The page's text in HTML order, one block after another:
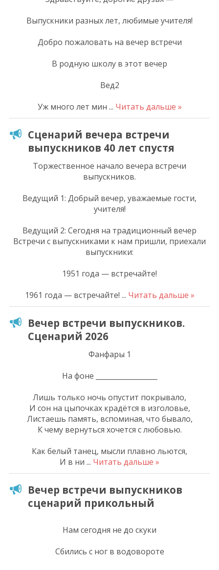
Выпускники разных лет, любимые учителя!
Добро пожаловать на вечер встречи
В родную школу в этот вечер
Вед2
Уж много лет мин ... Читать дальше »
Сценарий вечера встречи
выпускников 40 лет спустя
Торжественное начало вечера встречи
выпускников.
Ведущий 1: Добрый вечер, уважаемые гости,
учителя!
Ведущий 2: Сегодня на традиционный вечер
Встречи с выпускниками к нам пришли, приехали
выпускники:
1951 года — встречайте!
1961 года — встречайте! ... Читать дальше »
Вечер встречи выпускников.
Сценарий 2026
Фанфары 1
На фоне __________________
Лишь только ночь опустит покрывало,
И сон на цыпочках крадётся в изголовье,
Листаешь память, вспоминая, что бывало,
К чему вернуться хочется с любовью.
Как белый танец, мысли плавно льются,
И в ни ... Читать дальше »
Вечер встречи выпускников
сценарий прикольный
Нам сегодня не до скуки
Сбились с ног в водовороте